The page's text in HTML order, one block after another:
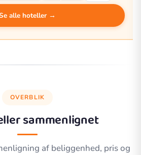
alle hoteller →
OVERBLIK
sammenlignet
af beliggenhed, pris og